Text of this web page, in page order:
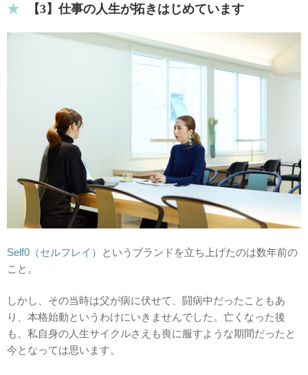
【3】仕事の人生が拓きはじめています
Self0（セルフレイ）
というブランドを立ち上げたのは数年前の
こと。
しかし、その当時は父が病に伏せて、闘病中だったこともあ
り、本格始動というわけにいきませんでした。亡くなった後
も、私自身の人生サイクルさえも喪に服すような期間だったと
今となっては思います。